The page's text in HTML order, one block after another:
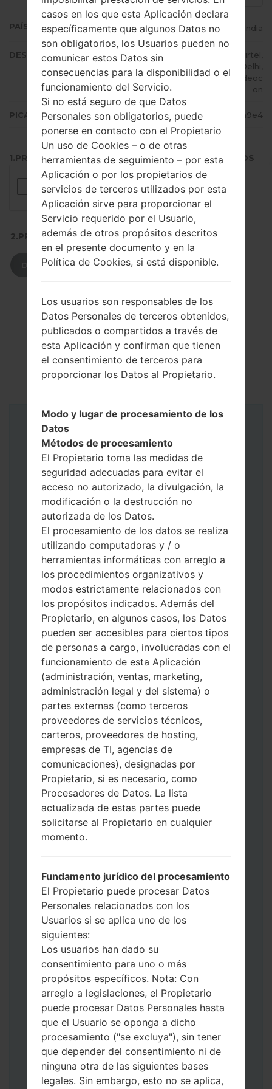
PAÍS (UN/EL PAÍS) India
DESCRIPCIÓN
Cheers, STEL, TataDocomo, Airtel,
CellOne, Vodafone IN, Dolphin Delhi,
IDEA, Reliance RTel, Uninor, Videoc
on
PICADILLO 319ebbe09b936cc12036eeb12962a9e4
1.PRESIONE EL BOTÓN PARA CARGAR LOS ARCHIVOS
2.PRESIONE PARA DESCARGAR
DESCARGAR
Instrucciones
Descargue a su PC: la última versión de
Odin 3.
A continuación, extraiga el archivo de
firmware.
Debe obtener 1 (si es archivo 1, elíjalo aquí)
o 5 (si es archivo 5, selecciónelo aquí):
AP: "Sistema y Recuperación"
CP: "Módem y Radio"
CSC _ ***: "País y región y operador"
HOME_CSC _ ***: "País y regióny
operador"
Agregue todos los archivos a Odin 3.
Si desea hacer clean flash, use CSC _ *** o
use HOME_CSC _ *** para mantener sus
datos y aplicaciones.
Ahora apague su teléfono y entre al Modo
métodos:
Presione y mantenga presionados la
tecla de Encendido, el botón de Subir
volumen y la tecla de Bixby.
Presione y mantenga presionadas las
teclas de Subir y de Bajar volumen y
luego conecte un cable USB.
Presione y mantenga presionados la
tecla de Encendido, el botón de Bajar
volumen y la tecla de Inicio.
Conecte un cable USB, luego
mantenga presionados el botón de Bixby
y la tecla de Bajar volumen.
Presione y mantenga presionados la
tecla de Encendido y el botón de Subir
casos en los que esta Aplicación declara
específicamente que algunos Datos no
son obligatorios, los Usuarios pueden no
comunicar estos Datos sin
consecuencias para la disponibilidad o el
funcionamiento del Servicio.
Si no está seguro de que Datos
Personales son obligatorios, puede
ponerse en contacto con el Propietario
Un uso de Cookies – o de otras
herramientas de seguimiento – por esta
Aplicación o por los propietarios de
servicios de terceros utilizados por esta
Aplicación sirve para proporcionar el
Servicio requerido por el Usuario,
además de otros propósitos descritos
en el presente documento y en la
Política de Cookies, si está disponible.
Los usuarios son responsables de los
Datos Personales de terceros obtenidos,
publicados o compartidos a través de
esta Aplicación y confirman que tienen
el consentimiento de terceros para
proporcionar los Datos al Propietario.
Modo y lugar de procesamiento de los
Datos
Métodos de procesamiento
El Propietario toma las medidas de
seguridad adecuadas para evitar el
acceso no autorizado, la divulgación, la
modificación o la destrucción no
autorizada de los Datos.
El procesamiento de los datos se realiza
utilizando computadoras y / o
herramientas informáticas con arreglo a
los procedimientos organizativos y
modos estrictamente relacionados con
los propósitos indicados. Además del
Propietario, en algunos casos, los Datos
pueden ser accesibles para ciertos tipos
de personas a cargo, involucradas con el
funcionamiento de esta Aplicación
(administración, ventas, marketing,
administración legal y del sistema) o
partes externas (como terceros
proveedores de servicios técnicos,
carteros, proveedores de hosting,
empresas de TI, agencias de
comunicaciones), designadas por
Propietario, si es necesario, como
Procesadores de Datos. La lista
actualizada de estas partes puede
solicitarse al Propietario en cualquier
momento.
Fundamento jurídico del procesamiento
El Propietario puede procesar Datos
Personales relacionados con los
Usuarios si se aplica uno de los
siguientes:
Los usuarios han dado su
consentimiento para uno o más
propósitos específicos. Nota: Con
arreglo a legislaciones, el Propietario
puede procesar Datos Personales hasta
que el Usuario se oponga a dicho
procesamiento ("se excluya"), sin tener
que depender del consentimiento ni de
ninguna otra de las siguientes bases
legales. Sin embargo, esto no se aplica,